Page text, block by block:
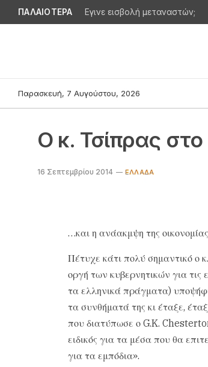
ΠΑΛΑΙΟΤΕΡΑ Εγινε εισβολή μεταναστών;
Παρασκευή, 7 Αυγούστου, 2026
Ο κ. Τσίπρας
16 Σεπτεμβρίου 2014 ΕΛΛΆΔΑ
…και η ανάακμψη της
Πέτυχε κάτι πολύ σημαντικό ο
οργή των κυβερνητικών για
τα ελληνικά πράγματα)
τα συνθήματά της κι έταξε,
που διατύπωσε ο G.K.
ειδικός για τα μέσα που θα
για τα εμπόδια».